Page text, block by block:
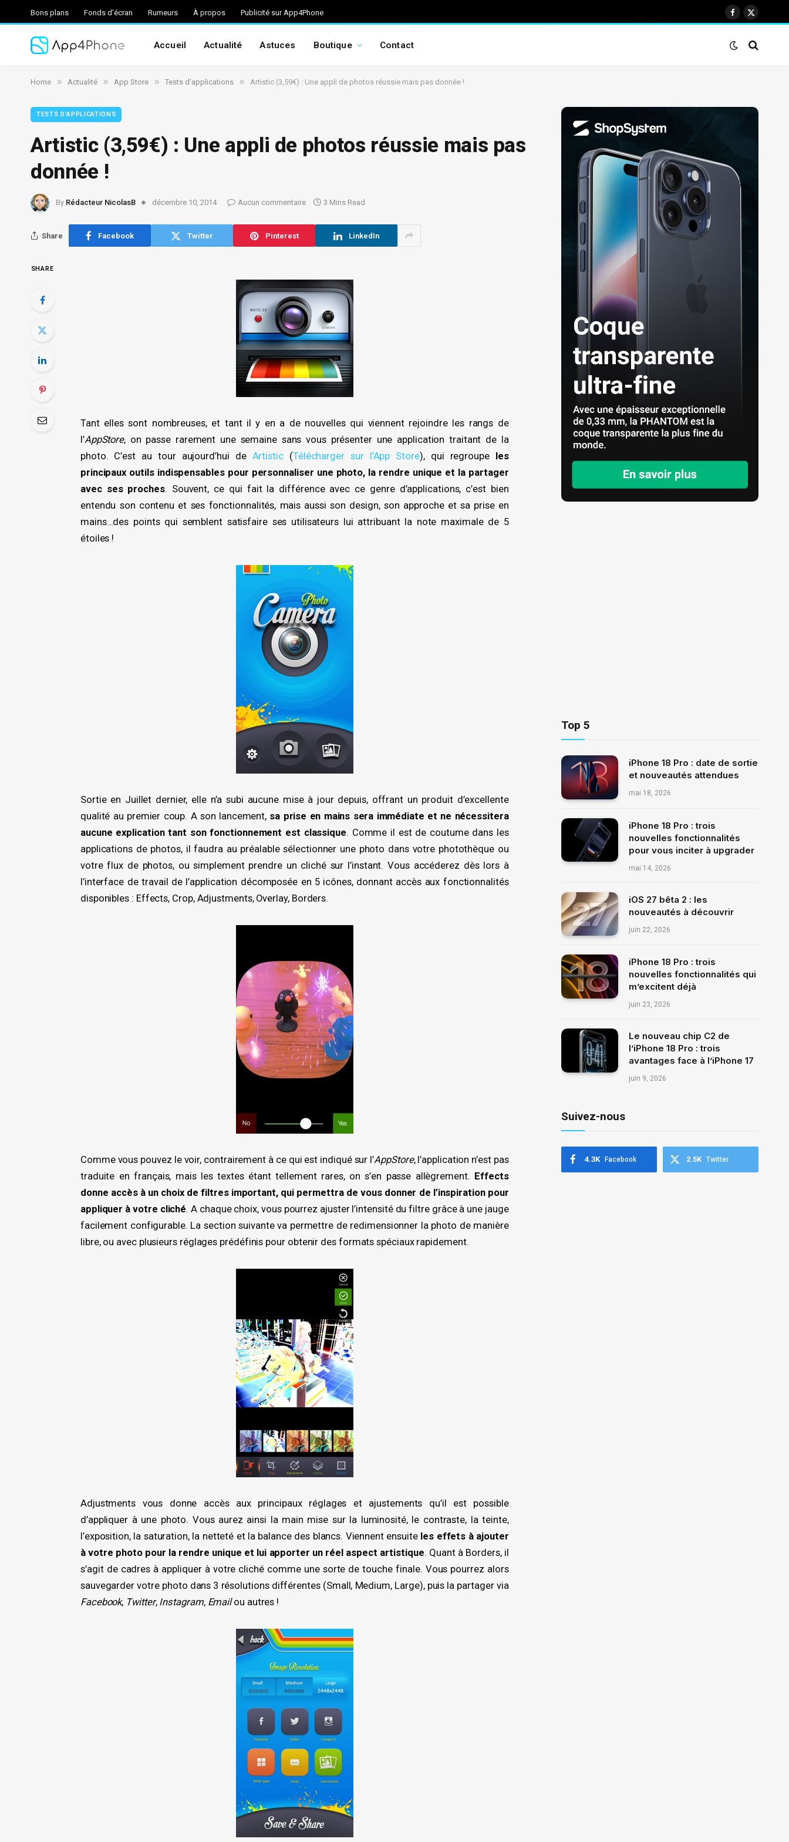
Bons plans Fonds d’écran Rumeurs À propos Publicité sur App4Phone
Facebook
X
Accueil Actualité Astuces Boutique Contact
Home » Actualité » App Store » Tests d'applications » Artistic (3,59€) : Une appli de photos réussie mais pas donnée !
TESTS D'APPLICATIONS
Artistic (3,59€) : Une appli de photos réussie mais pas
donnée !
By Rédacteur NicolasB décembre 10, 2014 Aucun commentaire 3 Mins Read
Share Facebook Twitter Pinterest LinkedIn
SHARE
Tant elles sont nombreuses, et tant il y en a de nouvelles qui viennent rejoindre les rangs de
l’AppStore, on passe rarement une semaine sans vous présenter une application traitant de la
photo. C’est au tour aujourd’hui de Artistic(Télécharger sur l’App Store), qui regroupe les
principaux outils indispensables pour personnaliser une photo, la rendre unique et la partager
avec ses proches. Souvent, ce qui fait la différence avec ce genre d’applications, c’est bien
entendu son contenu et ses fonctionnalités, mais aussi son design, son approche et sa prise en
mains…des points qui semblent satisfaire ses utilisateurs lui attribuant la note maximale de 5
étoiles !
Sortie en Juillet dernier, elle n’a subi aucune mise à jour depuis, offrant un produit d’excellente
qualité au premier coup. A son lancement, sa prise en mains sera immédiate et ne nécessitera
aucune explication tant son fonctionnement est classique. Comme il est de coutume dans les
applications de photos, il faudra au préalable sélectionner une photo dans votre photothèque ou
votre flux de photos, ou simplement prendre un cliché sur l’instant. Vous accéderez dès lors à
l’interface de travail de l’application décomposée en 5 icônes, donnant accès aux fonctionnalités
disponibles : Effects, Crop, Adjustments, Overlay, Borders.
Comme vous pouvez le voir, contrairement à ce qui est indiqué sur l’AppStore, l’application n’est pas
traduite en français, mais les textes étant tellement rares, on s’en passe allègrement. Effects
donne accès à un choix de filtres important, qui permettra de vous donner de l’inspiration pour
appliquer à votre cliché. A chaque choix, vous pourrez ajuster l’intensité du filtre grâce à une jauge
facilement configurable. La section suivante va permettre de redimensionner la photo de manière
libre, ou avec plusieurs réglages prédéfinis pour obtenir des formats spéciaux rapidement.
Adjustments vous donne accès aux principaux réglages et ajustements qu’il est possible
d’appliquer à une photo. Vous aurez ainsi la main mise sur la luminosité, le contraste, la teinte,
l’exposition, la saturation, la netteté et la balance des blancs. Viennent ensuite les effets à ajouter
à votre photo pour la rendre unique et lui apporter un réel aspect artistique. Quant à Borders, il
s’agit de cadres à appliquer à votre cliché comme une sorte de touche finale. Vous pourrez alors
sauvegarder votre photo dans 3 résolutions différentes (Small, Medium, Large), puis la partager via
Facebook, Twitter, Instagram, Emailou autres !
Top 5
iPhone 18 Pro : date de sortie
et nouveautés attendues
mai 18, 2026
iPhone 18 Pro : trois
nouvelles fonctionnalités
pour vous inciter à upgrader
mai 14, 2026
iOS 27 bêta 2 : les
nouveautés à découvrir
juin 22, 2026
iPhone 18 Pro : trois
nouvelles fonctionnalités qui
m’excitent déjà
juin 23, 2026
Le nouveau chip C2 de
l’iPhone 18 Pro : trois
avantages face à l’iPhone 17
juin 9, 2026
Suivez-nous
Facebook
4.3K Twitter
2.5K